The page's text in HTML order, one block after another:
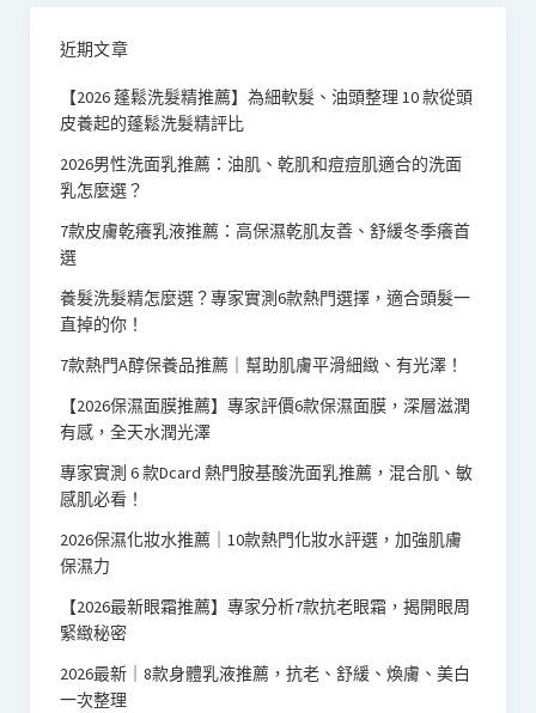
近期文章
【2026 蓬鬆洗髮精推薦】為細軟髮、油頭整理 10 款從頭
皮養起的蓬鬆洗髮精評比
2026男性洗面乳推薦：油肌、乾肌和痘痘肌適合的洗面
乳怎麼選？
7款皮膚乾癢乳液推薦：高保濕乾肌友善、舒緩冬季癢首
選
養髮洗髮精怎麼選？專家實測6款熱門選擇，適合頭髮一
直掉的你！
7款熱門A醇保養品推薦｜幫助肌膚平滑細緻、有光澤！
【2026保濕面膜推薦】專家評價6款保濕面膜，深層滋潤
有感，全天水潤光澤
專家實測 6 款Dcard 熱門胺基酸洗面乳推薦，混合肌、敏
感肌必看！
2026保濕化妝水推薦｜10款熱門化妝水評選，加強肌膚
保濕力
【2026最新眼霜推薦】專家分析7款抗老眼霜，揭開眼周
緊緻秘密
2026最新｜8款身體乳液推薦，抗老、舒緩、煥膚、美白
一次整理